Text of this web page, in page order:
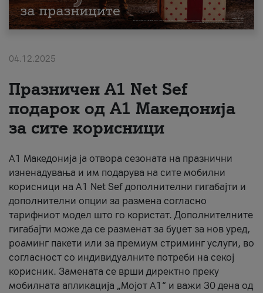
Поддршка
Надополни кредит
За нас
#ПодобарОнлајн
04.12.2025
Празничен A1 Net Sеf
подарок од А1 Македонија
за сите корисници
А1 Македонија ја отвора сезоната на празнични
изненадувања и им подарува на сите мобилни
корисници на A1 Net Sef дополнителни гигабајти и
дополнителни опции за размена согласно
тарифниот модел што го користат. Дополнителните
гигабајти може да се разменат за буџет за нов уред,
роаминг пакети или за премиум стриминг услуги, во
согласност со индивидуалните потреби на секој
корисник. Замената се врши директно преку
мобилната апликација „Мојот А1“ и важи 30 дена од